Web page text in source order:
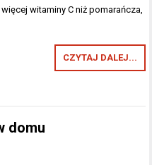
witaminy C niż pomarańcza,
CZYTAJ DALEJ...
domu